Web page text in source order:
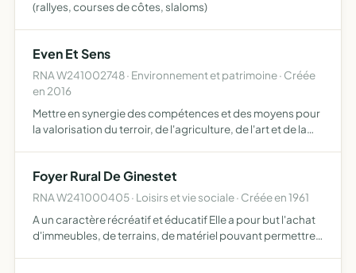
(rallyes, courses de côtes, slaloms)
Even Et Sens
RNA W241002748 · Environnement et patrimoine · Créée
en 2016
Mettre en synergie des compétences et des moyens pour
la valorisation du terroir, de l'agriculture, de l'art et de la
Foyer Rural De Ginestet
RNA W241000405 · Loisirs et vie sociale · Créée en 1961
A un caractère récréatif et éducatif Elle a pour but l'achat
d'immeubles, de terrains, de matériel pouvant permettre